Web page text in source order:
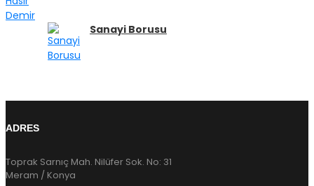
Sanayi Borusu
ADRES
Toprak Sarnıç Mah. Nilüfer Sok. No: 31
Meram / Konya